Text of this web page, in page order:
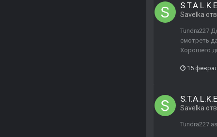
Savelka
Tundra227
смотреть
Хорошего
15
Savelka
Tundra227